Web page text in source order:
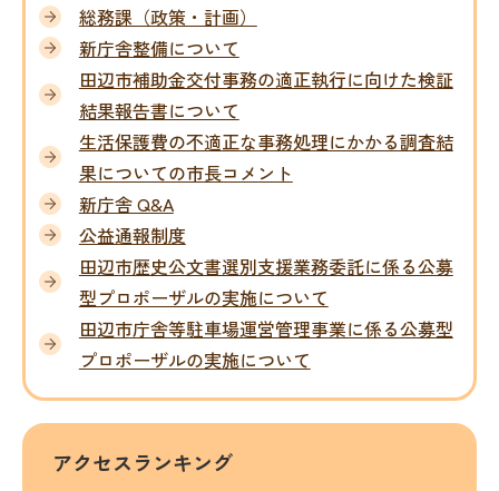
総務課（政策・計画）
新庁舎整備について
田辺市補助金交付事務の適正執行に向けた検証
結果報告書について
生活保護費の不適正な事務処理にかかる調査結
果についての市長コメント
新庁舎 Q&A
公益通報制度
田辺市歴史公文書選別支援業務委託に係る公募
型プロポーザルの実施について
田辺市庁舎等駐車場運営管理事業に係る公募型
プロポーザルの実施について
アクセスランキング